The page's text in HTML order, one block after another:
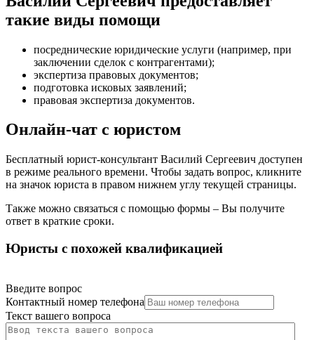
такие виды помощи
посреднические юридические услуги (например, при
заключении сделок с контрагентами);
экспертиза правовых документов;
подготовка исковых заявлений;
правовая экспертиза документов.
Онлайн-чат с юристом
Бесплатный юрист-консультант Василий Сергеевич доступен
в режиме реального времени. Чтобы задать вопрос, кликните
на значок юриста в правом нижнем углу текущей страницы.
Также можно связаться с помощью формы – Вы получите
ответ в краткие сроки.
Юристы с похожей квалификацией
Введите вопрос
Контактный номер телефона
Текст вашего вопроса